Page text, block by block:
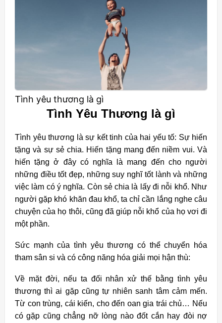
Tình yêu thương là gì
Tình Yêu Thương là gì
Tình yêu thương là sự kết tinh của hai yếu tố: Sự hiến
tặng và sự sẻ chia. Hiến tặng mang đến niềm vui. Và
hiến tặng ở đây có nghĩa là mang đến cho người
những điều tốt đẹp, những suy nghĩ tốt lành và những
việc làm có ý nghĩa. Còn sẻ chia là lấy đi nỗi khổ. Như
người gặp khó khăn đau khổ, ta chỉ cần lắng nghe câu
chuyện của họ thôi, cũng đã giúp nỗi khổ của họ vơi đi
một phần.
Sức mạnh của tình yêu thương có thể chuyển hóa
tham sân si và có công năng hóa giải mọi hận thù:
Về mặt đời, nếu ta đối nhân xử thế bằng tình yêu
thương thì ai gặp cũng tự nhiên sanh tâm cảm mến.
Từ con trùng, cái kiến, cho đến oan gia trái chủ… Nếu
có gặp cũng chẳng nỡ lòng nào đốt cắn hay đòi nợ